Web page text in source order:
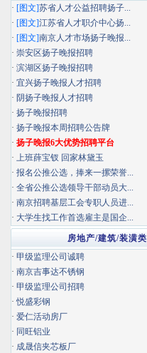
· [图文]苏省人才公益招聘扬子...
· [图文]江苏省人才职介中心扬...
· [图文]南京人才市场扬子晚报...
· 崇安区扬子晚报招聘
· 滨湖区扬子晚报招聘
· 宜兴扬子晚报人才招聘
· 阴扬子晚报人才招聘
· 扬子晚报招聘
· 扬子晚报本周招聘公告牌
· 扬子晚报6大优势招聘平台
· 上班薛宝钗 回家林黛玉
· 报名公推公选，捧来一摞荣誉...
· 全省公推公选领导干部动员大...
· 南京招聘基层工会专职人员进...
· 大学生找工作首选雇主是国企...
房地产/建筑/装潢类
· 甲级监理公司诚聘
· 南京吉事达不锈钢
· 甲级监理公司招聘
·悦盛彩钢
· 爱仁活动房厂
· 同旺铝业
· 成晟信夹芯板厂